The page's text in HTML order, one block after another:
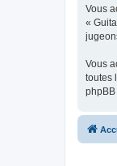
Vous
«
Vous
toutes